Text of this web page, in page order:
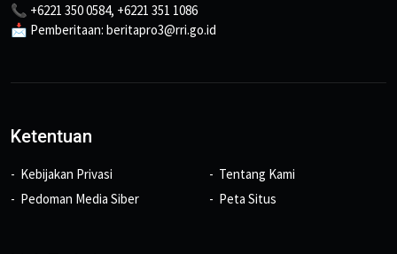
📞 +6221 350 0584, +6221 351 1086
📩 Pemberitaan: beritapro3@rri.go.id
Ketentuan
Kebijakan Privasi
Pedoman Media Siber
Tentang Kami
Peta Situs